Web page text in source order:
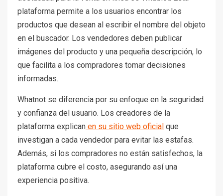
plataforma permite a los usuarios encontrar los
productos que desean al escribir el nombre del objeto
en el buscador. Los vendedores deben publicar
imágenes del producto y una pequeña descripción, lo
que facilita a los compradores tomar decisiones
informadas.
Whatnot se diferencia por su enfoque en la seguridad
y confianza del usuario. Los creadores de la
plataforma explican en su sitio web oficial que
investigan a cada vendedor para evitar las estafas.
Además, si los compradores no están satisfechos, la
plataforma cubre el costo, asegurando así una
experiencia positiva.